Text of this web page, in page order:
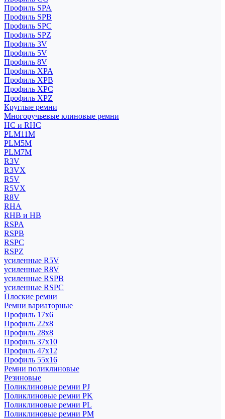
Профиль SPA
Профиль SPB
Профиль SPC
Профиль SPZ
Профиль 3V
Профиль 5V
Профиль 8V
Профиль XPA
Профиль XPB
Профиль XPC
Профиль XPZ
Круглые ремни
Многоручьевые клиновые ремни
HC и RHC
PLM11M
PLM5M
PLM7M
R3V
R3VX
R5V
R5VX
R8V
RHA
RHB и HB
RSPA
RSPB
RSPC
RSPZ
усиленные R5V
усиленные R8V
усиленные RSPB
усиленные RSPC
Плоские ремни
Ремни вариаторные
Профиль 17x6
Профиль 22x8
Профиль 28x8
Профиль 37x10
Профиль 47x12
Профиль 55x16
Ремни поликлиновые
Резиновые
Поликлиновые ремни PJ
Поликлиновые ремни PK
Поликлиновые ремни PL
Поликлиновые ремни PM